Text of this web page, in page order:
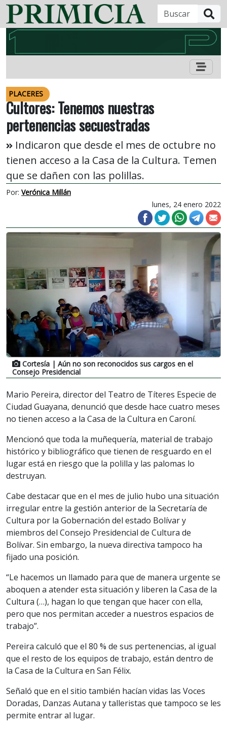
PLACERES
Cultores: Tenemos nuestras
pertenencias secuestradas
Indicaron que desde el mes de octubre no
tienen acceso a la Casa de la Cultura. Temen
que se dañen con las polillas.
Por: Verónica Millán
lunes, 24 enero 2022
Cortesía | Aún no son reconocidos sus cargos en el
Consejo Presidencial
Mario Pereira, director del Teatro de Títeres Especie de
Ciudad Guayana, denunció que desde hace cuatro meses
no tienen acceso a la Casa de la Cultura en Caroní.
Mencionó que toda la muñequería, material de trabajo
histórico y bibliográfico que tienen de resguardo en el
lugar está en riesgo que la polilla y las palomas lo
destruyan.
Cabe destacar que en el mes de julio hubo una situación
irregular entre la gestión anterior de la Secretaría de
Cultura por la Gobernación del estado Bolívar y
miembros del Consejo Presidencial de Cultura de
Bolívar. Sin embargo, la nueva directiva tampoco ha
fijado una posición.
“Le hacemos un llamado para que de manera urgente se
aboquen a atender esta situación y liberen la Casa de la
Cultura (…), hagan lo que tengan que hacer con ella,
pero que nos permitan acceder a nuestros espacios de
trabajo”.
Pereira calculó que el 80 % de sus pertenencias, al igual
que el resto de los equipos de trabajo, están dentro de
la Casa de la Cultura en San Félix.
Señaló que en el sitio también hacían vidas las Voces
Doradas, Danzas Autana y talleristas que tampoco se les
permite entrar al lugar.